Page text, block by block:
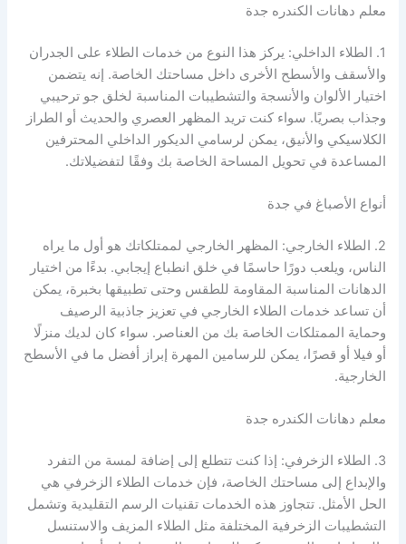
معلم دهانات الكندره جدة
1. الطلاء الداخلي: يركز هذا النوع من خدمات الطلاء على الجدران
والأسقف والأسطح الأخرى داخل مساحتك الخاصة. إنه يتضمن
اختيار الألوان والأنسجة والتشطيبات المناسبة لخلق جو ترحيبي
وجذاب بصريًا. سواء كنت تريد المظهر العصري والحديث أو الطراز
الكلاسيكي والأنيق، يمكن لرسامي الديكور الداخلي المحترفين
المساعدة في تحويل المساحة الخاصة بك وفقًا لتفضيلاتك.
أنواع الأصباغ في جدة
2. الطلاء الخارجي: المظهر الخارجي لممتلكاتك هو أول ما يراه
الناس، ويلعب دورًا حاسمًا في خلق انطباع إيجابي. بدءًا من اختيار
الدهانات المناسبة المقاومة للطقس وحتى تطبيقها بخبرة، يمكن
أن تساعد خدمات الطلاء الخارجي في تعزيز جاذبية الرصيف
وحماية الممتلكات الخاصة بك من العناصر. سواء كان لديك منزلًا
أو فيلا أو قصرًا، يمكن للرسامين المهرة إبراز أفضل ما في الأسطح
الخارجية.
معلم دهانات الكندره جدة
3. الطلاء الزخرفي: إذا كنت تتطلع إلى إضافة لمسة من التفرد
والإبداع إلى مساحتك الخاصة، فإن خدمات الطلاء الزخرفي هي
الحل الأمثل. تتجاوز هذه الخدمات تقنيات الرسم التقليدية وتشمل
التشطيبات الزخرفية المختلفة مثل الطلاء المزيف والاستنسل